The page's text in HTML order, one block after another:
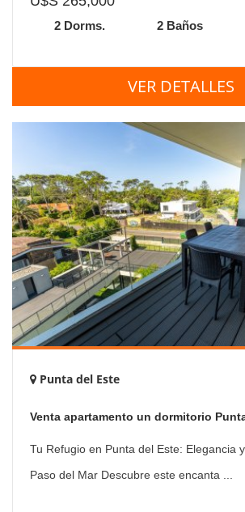
2 Dorms. 2 Baños
VER DETALLES
Punta del Este
Venta apartamento un dormitorio
Mansa primera linea
Tu Refugio en Punta del Este: Elegancia
Paso del Mar Descubre este encanta ...